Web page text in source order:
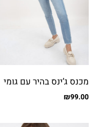
מכנס ג’ינס בהיר עם גומי
בגב ₪99.00